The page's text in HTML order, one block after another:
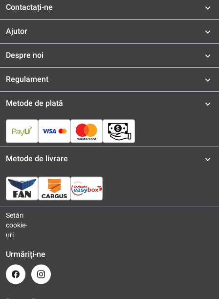
Contactați-ne
Ajutor
Despre noi
Regulament
Metode de plată
Metode de livrare
Setări
cookie-
uri
Urmăriți-ne